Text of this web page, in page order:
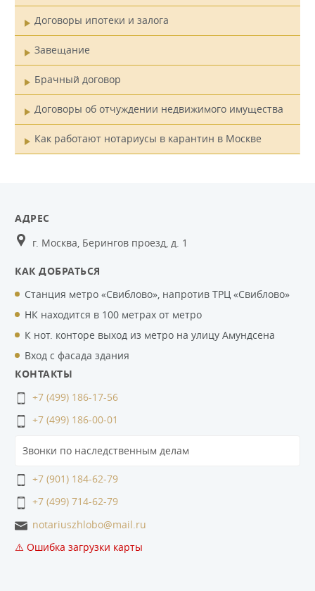
Договоры ипотеки и залога
Завещание
Брачный договор
Договоры об отчуждении недвижимого имущества
Как работают нотариусы в карантин в Москве
АДРЕС
г. Москва, Берингов проезд, д. 1
КАК ДОБРАТЬСЯ
Станция метро «Свиблово», напротив ТРЦ «Свиблово»
НК находится в 100 метрах от метро
К нот. конторе выход из метро на улицу Амундсена
Вход с фасада здания
КОНТАКТЫ
+7 (499) 186-17-56
+7 (499) 186-00-01
Звонки по наследственным делам
+7 (901) 184-62-79
+7 (499) 714-62-79
notariuszhlobo@mail.ru
⚠️ Ошибка загрузки карты